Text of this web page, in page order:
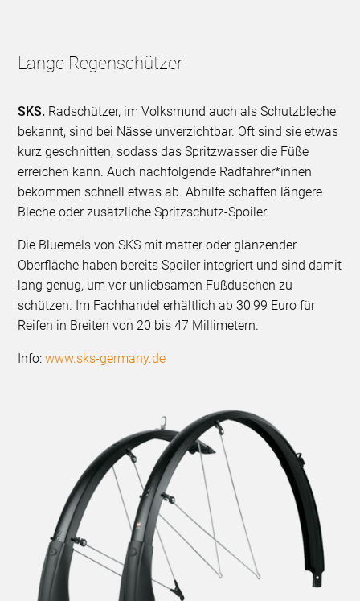
Lange Regenschützer
SKS. Radschützer, im Volksmund auch als Schutzbleche
bekannt, sind bei Nässe unverzichtbar. Oft sind sie etwas
kurz geschnitten, sodass das Spritzwasser die Füße
erreichen kann. Auch nachfolgende Radfahrer*innen
bekommen schnell etwas ab. Abhilfe schaffen längere
Bleche oder zusätzliche Spritzschutz-Spoiler.
Die Bluemels von SKS mit matter oder glänzender
Oberfläche haben bereits Spoiler integriert und sind damit
lang genug, um vor unliebsamen Fußduschen zu
schützen. Im Fachhandel erhältlich ab 30,99 Euro für
Reifen in Breiten von 20 bis 47 Millimetern.
Info:www.sks-germany.de